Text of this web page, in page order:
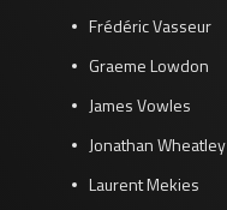
Frédéric Vasseur
Graeme Lowdon
James Vowles
Jonathan Wheatley
Laurent Mekies